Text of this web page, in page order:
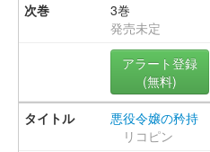
3巻
発売未定
アラート登録
(無料)
悪役令嬢の矜持
リコピン